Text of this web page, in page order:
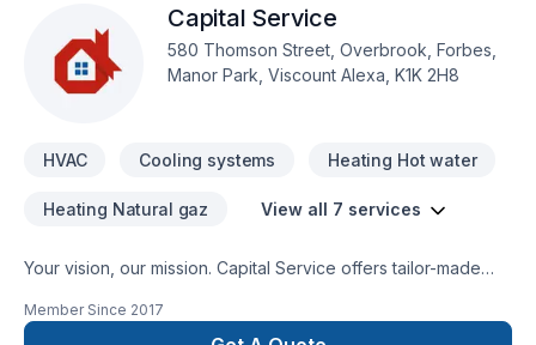
Capital Service
580 Thomson Street, Overbrook, Forbes,
Manor Park, Viscount Alexa, K1K 2H8
HVAC Cooling systems Heating Hot water
Heating Natural gaz View all 7 services
Your vision, our mission. Capital Service offers tailor-made
based heating services for Eastern Ontario clients. Big or
Member Since 2017